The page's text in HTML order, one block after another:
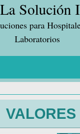
Solución
para
Laboratorios
VALORES